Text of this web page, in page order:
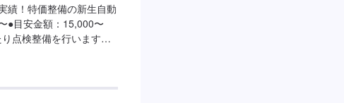
績！特価整備の新生自動
●目安金額：15,000〜
点検整備を行います！■